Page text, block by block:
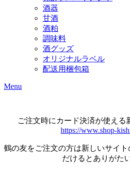
酒器
甘酒
酒粕
調味料
酒グッズ
オリジナルラベル
配送用梱包箱
Menu
ご注文時にカード決済が使え
https://www.shop-
鶴の友をご注文の方は新しいサイ
だけるとありがた